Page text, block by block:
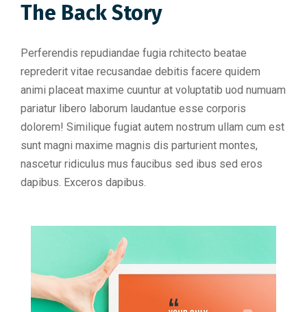
The Back Story
Perferendis repudiandae fugia rchitecto beatae
reprederit vitae recusandae debitis facere quidem
animi placeat maxime cuuntur at voluptatib uod numuam
pariatur libero laborum laudantue esse corporis
dolorem! Similique fugiat autem nostrum ullam cum est
sunt magni maxime magnis dis parturient montes,
nascetur ridiculus mus faucibus sed ibus sed eros
dapibus. Exceros dapibus.